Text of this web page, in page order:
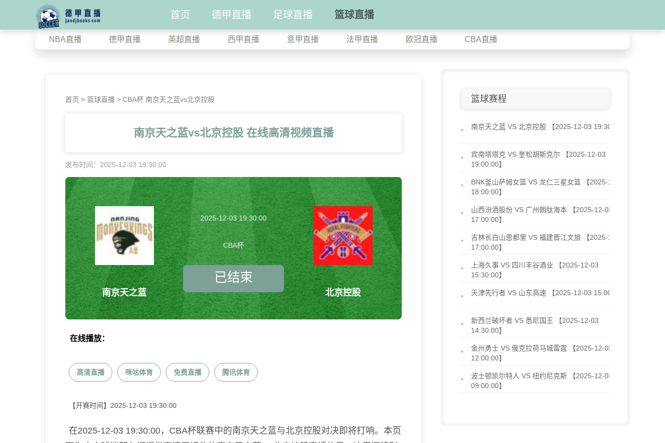
首页 德甲直播 足球直播 篮球直播
NBA直播 德甲直播 英超直播 西甲直播 意甲直播 法甲直播 欧冠直播 CBA直播
首页 > 篮球直播 > CBA杯 南京天之蓝vs北京控股
南京天之蓝vs北京控股 在线高清视频直播
发布时间：2025-12-03 19:30:00
南京天之蓝
2025-12-03 19:30:00
CBA杯
已结束
北京控股
在线播放：
高清直播 咪咕体育 免费直播 腾讯体育
【开赛时间】 2025-12-03 19:30:00
在2025-12-03 19:30:00，CBA杯联赛中的南京天之蓝与北京控股对决即将打响。本页
篮球赛程
南京天之蓝 VS 北京控股 【2025-12-03 19:30:00】
宾南塔塔克 VS 奎松胡斯克尔 【2025-12-03
19:00:00】
BNK釜山萨姆女篮 VS 龙仁三星女篮 【2025-12-03
18:00:00】
山西汾酒股份 VS 广州朗肽海本 【2025-12-03
17:00:00】
吉林长白山恩都里 VS 福建晋江文旅 【2025-12-03
17:00:00】
上海久事 VS 四川丰谷酒业 【2025-12-03
15:30:00】
天津先行者 VS 山东高速 【2025-12-03 15:00:00】
新西兰破坏者 VS 悉尼国王 【2025-12-03
14:30:00】
金州勇士 VS 俄克拉荷马城雷霆 【2025-12-03
12:00:00】
波士顿凯尔特人 VS 纽约尼克斯 【2025-12-03
09:00:00】